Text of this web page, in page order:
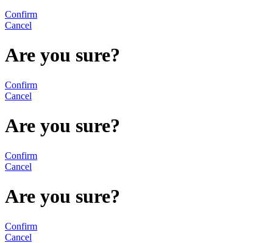
Confirm
Cancel
Are you sure?
Confirm
Cancel
Are you sure?
Confirm
Cancel
Are you sure?
Confirm
Cancel